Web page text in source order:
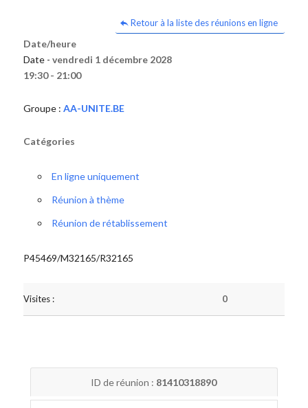
Retour à la liste des réunions en ligne
Date/heure
Date - vendredi 1 décembre 2028
19:30 - 21:00
Groupe : AA-UNITE.BE
Catégories
En ligne uniquement
Réunion à thème
Réunion de rétablissement
P45469/M32165/R32165
Visites : 0
ID de réunion : 81410318890